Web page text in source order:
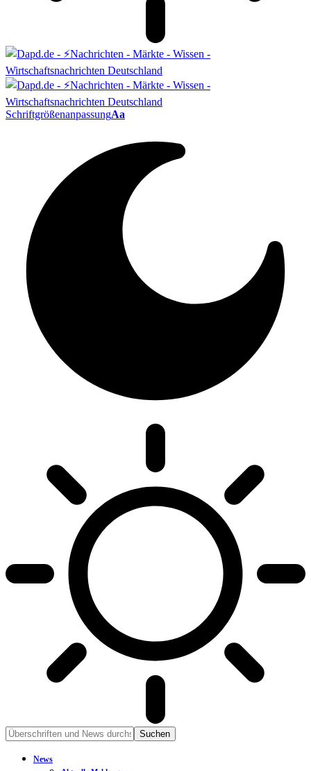
SchriftgrößenanpassungAa
News